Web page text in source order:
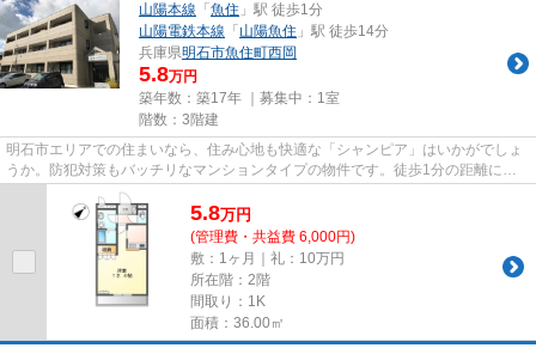
山陽本線 「 魚住 」駅 徒歩1分
山陽電鉄本線 「 山陽魚住 」駅 徒歩14分
兵庫県明石市魚住町西岡
5.8万円
築年数：築17年 ｜募集中： 1室
階数：3階建
明石市エリアでの住まいなら、住み心地も快適な「シャンピア」はいかがでしょ
うか。防犯対策もバッチリなマンションタイプの物件です。徒歩1分の距離に駅
がある物件で、通勤通学に便利...
5.8万円
(管理費・共益費 6,000円)
敷：1ヶ月｜礼：10万円
所在階：2階
間取り：1K
面積：36.00㎡